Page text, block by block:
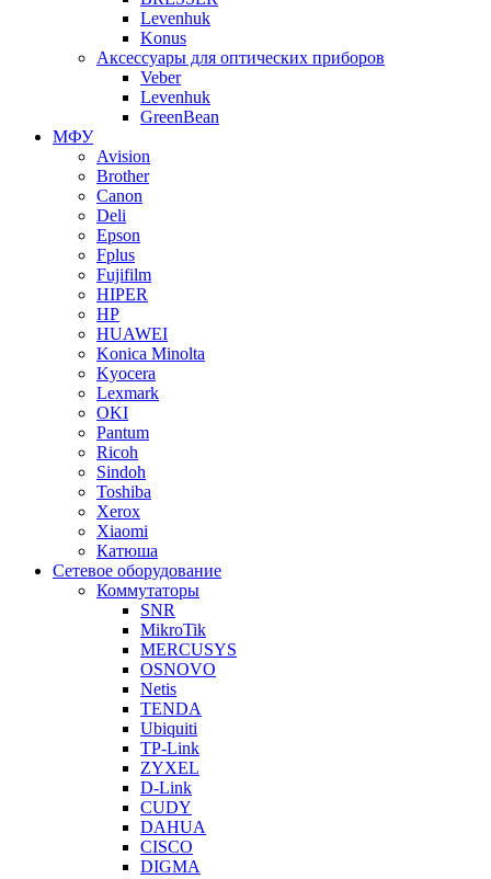
Levenhuk
Konus
Аксессуары для оптических приборов
Veber
Levenhuk
GreenBean
МФУ
Avision
Brother
Canon
Deli
Epson
Fplus
Fujifilm
HIPER
HP
HUAWEI
Konica Minolta
Kyocera
Lexmark
OKI
Pantum
Ricoh
Sindoh
Toshiba
Xerox
Xiaomi
Катюша
Сетевое оборудование
Коммутаторы
SNR
MikroTik
MERCUSYS
OSNOVO
Netis
TENDA
Ubiquiti
TP-Link
ZYXEL
D-Link
CUDY
DAHUA
CISCO
DIGMA